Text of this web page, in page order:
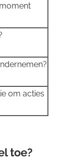
om acties
toe?